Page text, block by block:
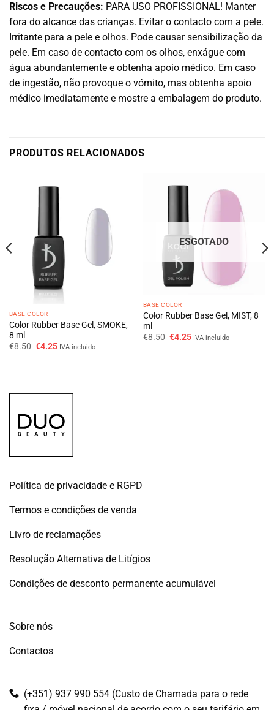
Riscos e Precauções: PARA USO PROFISSIONAL! Manter
fora do alcance das crianças. Evitar o contacto com a pele.
Irritante para a pele e olhos. Pode causar sensibilização da
pele. Em caso de contacto com os olhos, enxágue com
água abundantemente e obtenha apoio médico. Em caso
de ingestão, não provoque o vómito, mas obtenha apoio
médico imediatamente e mostre a embalagem do produto.
PRODUTOS RELACIONADOS
BASE COLOR
Color Rubber Base Gel, SMOKE,
8 ml
€8.50 O
€4.25OIVA incluido
ESGOTADO
BASE COLOR
Color Rubber Base Gel, MIST, 8
ml
€8.50 O
€4.25OIVA incluido
Política de privacidade e RGPD
Termos e condições de venda
Livro de reclamações
Resolução Alternativa de Litígios
Condições de desconto permanente acumulável
Sobre nós
Contactos
(+351) 937 990 554 (Custo de Chamada para o rede